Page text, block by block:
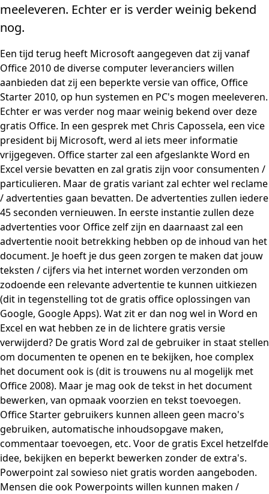
meeleveren. Echter er is verder weinig bekend
nog.
Een tijd terug heeft Microsoft aangegeven dat zij vanaf
Office 2010 de diverse computer leveranciers willen
aanbieden dat zij een beperkte versie van office, Office
Starter 2010, op hun systemen en PC's mogen meeleveren.
Echter er was verder nog maar weinig bekend over deze
gratis Office. In een gesprek met Chris Capossela, een vice
president bij Microsoft, werd al iets meer informatie
vrijgegeven. Office starter zal een afgeslankte Word en
Excel versie bevatten en zal gratis zijn voor consumenten /
particulieren. Maar de gratis variant zal echter wel reclame
/ advertenties gaan bevatten. De advertenties zullen iedere
45 seconden vernieuwen. In eerste instantie zullen deze
advertenties voor Office zelf zijn en daarnaast zal een
advertentie nooit betrekking hebben op de inhoud van het
document. Je hoeft je dus geen zorgen te maken dat jouw
teksten / cijfers via het internet worden verzonden om
zodoende een relevante advertentie te kunnen uitkiezen
(dit in tegenstelling tot de gratis office oplossingen van
Google, Google Apps). Wat zit er dan nog wel in Word en
Excel en wat hebben ze in de lichtere gratis versie
verwijderd? De gratis Word zal de gebruiker in staat stellen
om documenten te openen en te bekijken, hoe complex
het document ook is (dit is trouwens nu al mogelijk met
Office 2008). Maar je mag ook de tekst in het document
bewerken, van opmaak voorzien en tekst toevoegen.
Office Starter gebruikers kunnen alleen geen macro's
gebruiken, automatische inhoudsopgave maken,
commentaar toevoegen, etc. Voor de gratis Excel hetzelfde
idee, bekijken en beperkt bewerken zonder de extra's.
Powerpoint zal sowieso niet gratis worden aangeboden.
Mensen die ook Powerpoints willen kunnen maken /